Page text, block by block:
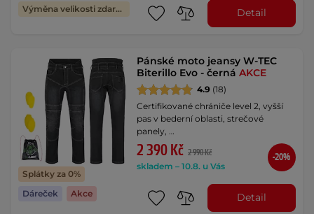
Výměna velikosti zdarma
Detail
Splátky za 0%
Dáreček
Akce
Pánské moto jeansy W-TEC
Biterillo Evo - černáAKCE
4.9 (18)
Certifikované chrániče level 2, vyšší
pas v bederní oblasti, strečové
panely, …
2 390 Kč 2 990 Kč
skladem – 10.8. u Vás
-20%
Detail